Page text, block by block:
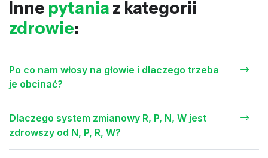
Inne pytania z kategorii
zdrowie:
Po co nam włosy na głowie i dlaczego trzeba
je obcinać?
Dlaczego system zmianowy R, P, N, W jest
zdrowszy od N, P, R, W?